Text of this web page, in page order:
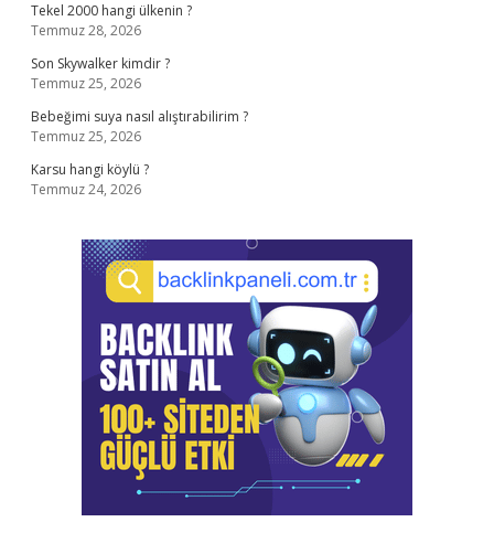
Tekel 2000 hangi ülkenin ?
Temmuz 28, 2026
Son Skywalker kimdir ?
Temmuz 25, 2026
Bebeğimi suya nasıl alıştırabilirim ?
Temmuz 25, 2026
Karsu hangi köylü ?
Temmuz 24, 2026